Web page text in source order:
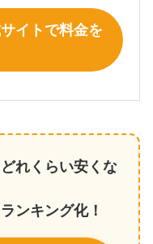
イトで料金を
れくらい安くな
ンキング化！